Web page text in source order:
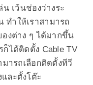
เว้นช่องว่างระ
ำให้เราสามารถ
งต่าง ๆ ได้มากขึ้น
ได้ติดตั้ง Cable TV
มารถเลือกติดตั้งทีวี
ละตั้งโต๊ะ